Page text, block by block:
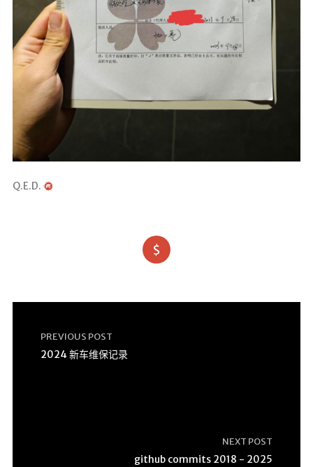
Q.E.D.
$
PREVIOUS POST
2024 新车维保记录
NEXT POST
github commits 2018 - 2025